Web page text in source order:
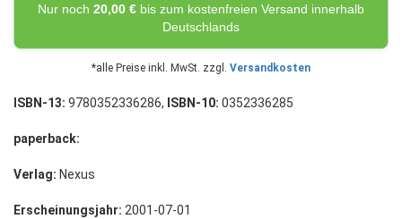
Nur noch 20,00 € bis zum kostenfreien Versand innerhalb
Deutschlands
*alle Preise inkl. MwSt. zzgl. Versandkosten
ISBN-13: 9780352336286, ISBN-10: 0352336285
paperback:
Verlag: Nexus
Erscheinungsjahr: 2001-07-01